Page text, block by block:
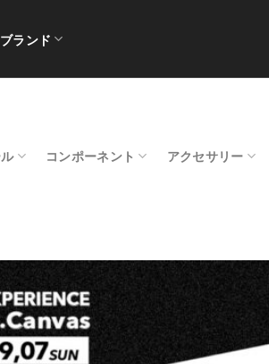
ブランド
コンポーネント アクセサリー